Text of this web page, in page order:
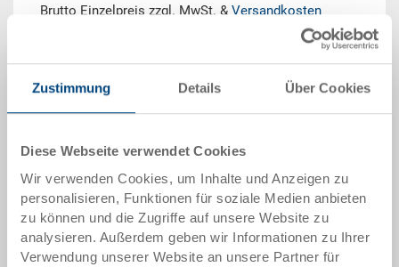
Zustimmung Details Über Cookies
Diese Webseite verwendet Cookies
Wir verwenden Cookies, um Inhalte und Anzeigen zu
personalisieren, Funktionen für soziale Medien anbieten
zu können und die Zugriffe auf unsere Website zu
analysieren. Außerdem geben wir Informationen zu Ihrer
Verwendung unserer Website an unsere Partner für
Brutto Einzelpreis zzgl. MwSt. & Versandkosten
In den Warenkorb
Mindestbestellmenge: 10000 Stück
Artikeldaten